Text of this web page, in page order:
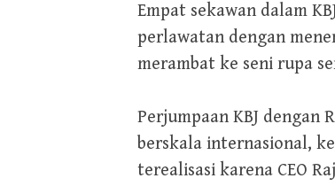
Empat sekawan dalam
perlawatan dengan
merambat ke seni rupa
Perjumpaan KBJ dengan
berskala internasional,
terealisasi karena CEO